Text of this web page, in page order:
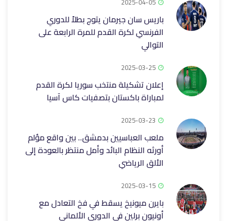
باريس سان جيرمان يتوج بطلاً للدوري
الفرنسي لكرة القدم للمرة الرابعة على
التوالي
2025-03-25
إعلان تشكيلة منتخب سوريا لكرة القدم
لمباراة باكستان بتصفيات كاس آسيا
2025-03-23
ملعب العباسيين بدمشق.. بين واقع مؤلم
أورثه النظام البائد وأمل منتظر بالعودة إلى
الألق الرياضي
2025-03-15
بايرن ميونيخ يسقط في فخ التعادل مع
أونيون برلين في الدوري الألماني